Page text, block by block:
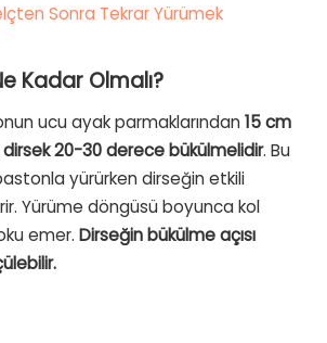
Sonra Tekrar Yürümek
Kadar Olmalı?
ucu ayak parmaklarından 15 cm
20-30 derece bükülmelidir. Bu
yürürken dirseğin etkili
Yürüme döngüsü boyunca kol
emer. Dirseğin bükülme açısı